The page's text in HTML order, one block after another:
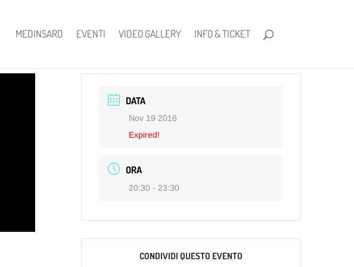
MEDINSARD EVENTI VIDEO GALLERY INFO & TICKET
DATA
Nov 19 2016
Expired!
ORA
20:30 - 23:30
CONDIVIDI QUESTO EVENTO